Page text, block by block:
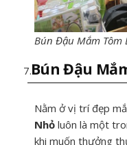
Bún Đậu Mắm Tôm
Bún Đậu
Nằm ở vị trí đẹp
Nhỏ luôn là một
khi muốn thưởng